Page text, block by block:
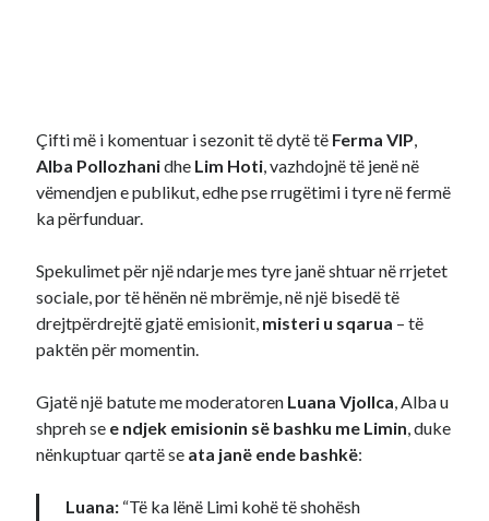
Çifti më i komentuar i sezonit të dytë të Ferma VIP,
Alba Pollozhanidhe Lim Hoti, vazhdojnë të jenë në
vëmendjen e publikut, edhe pse rrugëtimi i tyre në fermë
ka përfunduar.
Spekulimet për një ndarje mes tyre janë shtuar në rrjetet
sociale, por të hënën në mbrëmje, në një bisedë të
drejtpërdrejtë gjatë emisionit, misteri u sqarua – të
paktën për momentin.
Gjatë një batute me moderatoren Luana Vjollca, Alba u
shpreh se e ndjek emisionin së bashku me Limin, duke
nënkuptuar qartë se ata janë ende bashkë:
Luana: “Të ka lënë Limi kohë të shohësh